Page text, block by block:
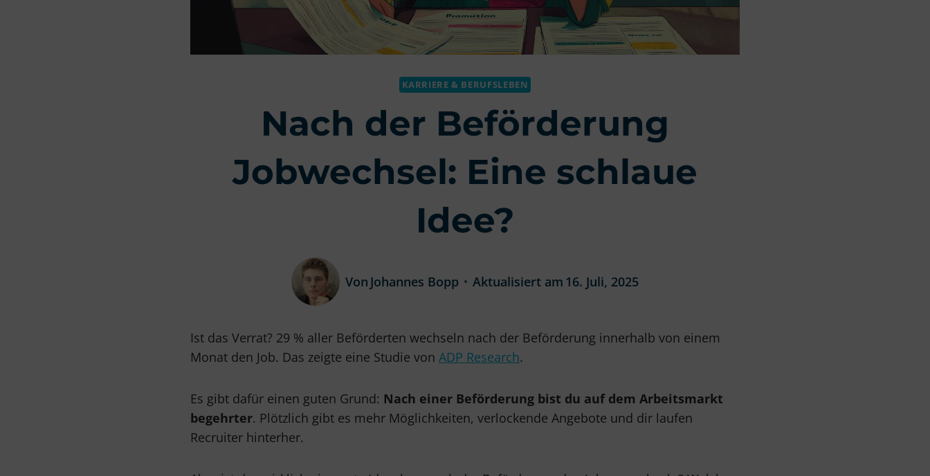
KARRIERE & BERUFSLEBEN
Nach der Beförderung
Jobwechsel: Eine schlaue
Idee?
Von Johannes Bopp Aktualisiert am 16. Juli, 2025
Ist das Verrat? 29 % aller Beförderten wechseln nach der Beförderung innerhalb von einem
Monat den Job. Das zeigte eine Studie von ADP Research.
Es gibt dafür einen guten Grund: Nach einer Beförderung bist du auf dem Arbeitsmarkt
begehrter. Plötzlich gibt es mehr Möglichkeiten, verlockende Angebote und dir laufen
Recruiter hinterher.